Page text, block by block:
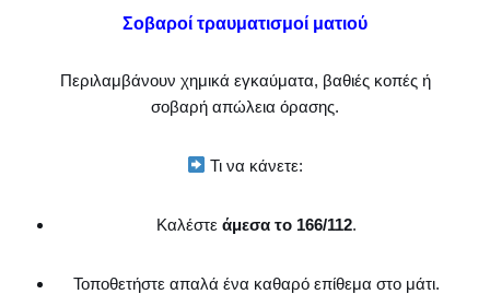
Σοβαροί τραυματισμοί ματιού
Περιλαμβάνουν χημικά εγκαύματα, βαθιές κοπές ή
σοβαρή απώλεια όρασης.
Τι να κάνετε:
Καλέστε άμεσα το 166/112.
Τοποθετήστε απαλά ένα καθαρό επίθεμα στο μάτι.